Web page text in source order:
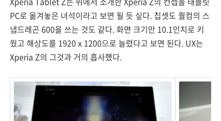
PC로 옮겨놓은 녀석이라고 보면 될 듯 싶다. 칩셋도 퀄컴의 스
냅드레곤 600을 쓰는 것도 같다. 화면 크기만 10.1인치로 키
웠고 해상도를 1920 x 1200으로 늘렸다고 보면 된다. UX는
Xperia Z의 그것과 거의 흡사했다.